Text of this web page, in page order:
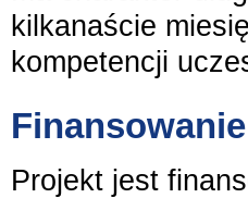
kilkanaście
kompetencji
Projekt jest